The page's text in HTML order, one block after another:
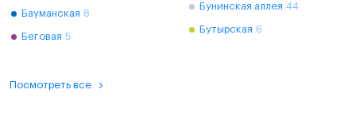
Бауманская 8
Беговая 5
Бунинская аллея 44
Бутырская 6
Посмотреть все